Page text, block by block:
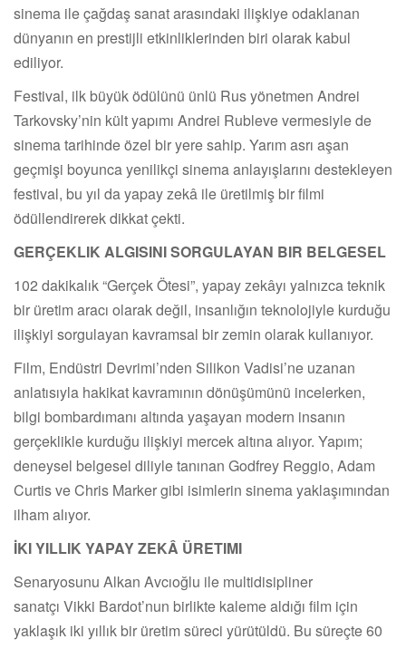
sinema ile çağdaş sanat arasındaki ilişkiye odaklanan
dünyanın en prestijli etkinliklerinden biri olarak kabul
ediliyor.
Festival, ilk büyük ödülünü ünlü Rus yönetmen Andrei
Tarkovsky’nin kült yapımı Andrei Rubleve vermesiyle de
sinema tarihinde özel bir yere sahip. Yarım asrı aşan
geçmişi boyunca yenilikçi sinema anlayışlarını destekleyen
festival, bu yıl da yapay zekâ ile üretilmiş bir filmi
ödüllendirerek dikkat çekti.
GERÇEKLIK ALGISINI SORGULAYAN BIR BELGESEL
102 dakikalık “Gerçek Ötesi”, yapay zekâyı yalnızca teknik
bir üretim aracı olarak değil, insanlığın teknolojiyle kurduğu
ilişkiyi sorgulayan kavramsal bir zemin olarak kullanıyor.
Film, Endüstri Devrimi’nden Silikon Vadisi’ne uzanan
anlatısıyla hakikat kavramının dönüşümünü incelerken,
bilgi bombardımanı altında yaşayan modern insanın
gerçeklikle kurduğu ilişkiyi mercek altına alıyor. Yapım;
deneysel belgesel diliyle tanınan Godfrey Reggio, Adam
Curtis ve Chris Marker gibi isimlerin sinema yaklaşımından
ilham alıyor.
İKI YILLIK YAPAY ZEKÂ ÜRETIMI
Senaryosunu Alkan Avcıoğlu ile multidisipliner
sanatçı Vikki Bardot’nun birlikte kaleme aldığı film için
yaklaşık iki yıllık bir üretim süreci yürütüldü. Bu süreçte 60